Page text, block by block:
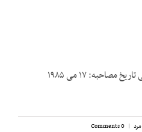
روایت‌کننده: آقای مصطفی لنکرانی تاریخ مصاحبه: ۱۷ می ۱۹۸۵
مرد |
0 Comments